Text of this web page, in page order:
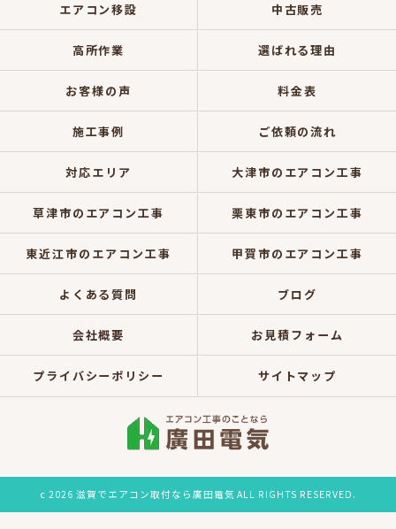
エアコン移設 中古販売
高所作業 選ばれる理由
お客様の声 料金表
施工事例 ご依頼の流れ
対応エリア 大津市のエアコン工事
草津市のエアコン工事 栗東市のエアコン工事
東近江市のエアコン工事 甲賀市のエアコン工事
よくある質問 ブログ
会社概要 お見積フォーム
プライバシーポリシー サイトマップ
c 2026 滋賀でエアコン取付なら廣田電気 ALL RIGHTS RESERVED.